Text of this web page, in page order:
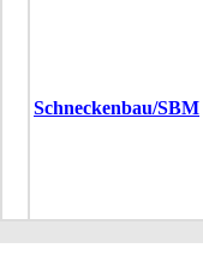
Schneckenbau/SBM